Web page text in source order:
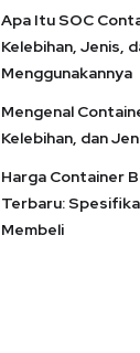
Apa Itu SOC
Kelebihan, Jenis,
Menggunakannya
Mengenal
Kelebihan, dan
Harga Container
Terbaru:
Membeli